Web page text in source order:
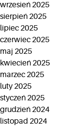
wrzesień 2025
sierpień 2025
lipiec 2025
czerwiec 2025
maj 2025
kwiecień 2025
marzec 2025
luty 2025
styczeń 2025
grudzień 2024
listopad 2024